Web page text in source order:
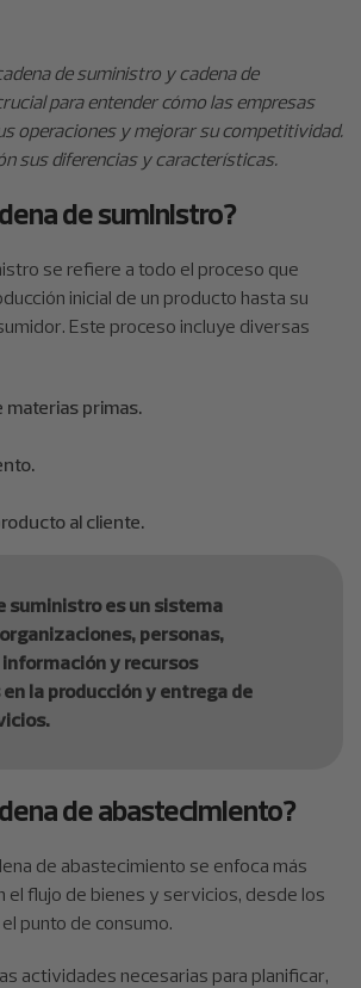
de suministro y cadena de
para entender cómo las empresas
operaciones y mejorar su competitividad.
sus diferencias y características.
de suministro?
se refiere a todo el proceso que
inicial de un producto hasta su
Este proceso incluye diversas
materias primas.
al cliente.
suministro es un sistema
personas,
y recursos
la producción y entrega de
de abastecimiento?
de abastecimiento se enfoca más
el flujo de bienes y servicios, desde los
punto de consumo.
actividades necesarias para planificar,